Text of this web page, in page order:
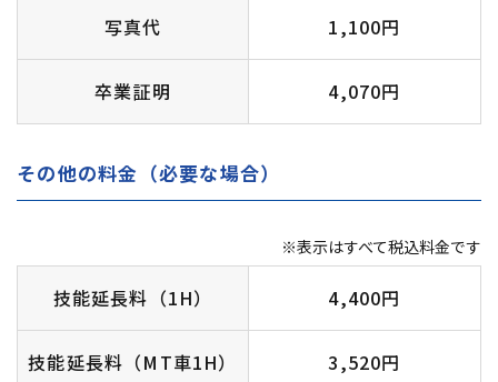
写真代 1,100円
卒業証明 4,070円
その他の料金（必要な場合）
※表示はすべて税込料金です
技能延長料（1H） 4,400円
技能延長料（MT車1H） 3,520円